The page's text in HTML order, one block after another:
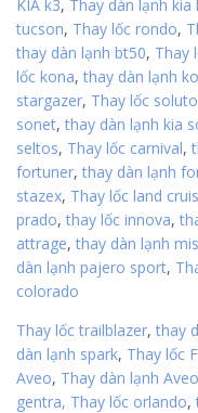
KIA k3, Thay dàn lạnh kia
tucson, Thay lốc rondo,
thay dàn lạnh bt50, Thay
lốc kona, thay dàn lạnh
stargazer, Thay lốc soluto
sonet, thay dàn lạnh kia
seltos, Thay lốc carnival,
fortuner, thay dàn lạnh
stazex, Thay lốc land
prado, thay lốc innova,
attrage, thay dàn lạnh
dàn lạnh pajero sport,
colorado
Thay lốc trailblazer, thay
dàn lạnh spark, Thay lốc
Aveo, Thay dàn lạnh Aveo
gentra, Thay lốc orlando,